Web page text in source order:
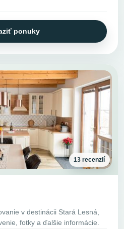
ponuky
13 recenzií
v destinácii Stará Lesná,
fotky a ďalšie informácie.